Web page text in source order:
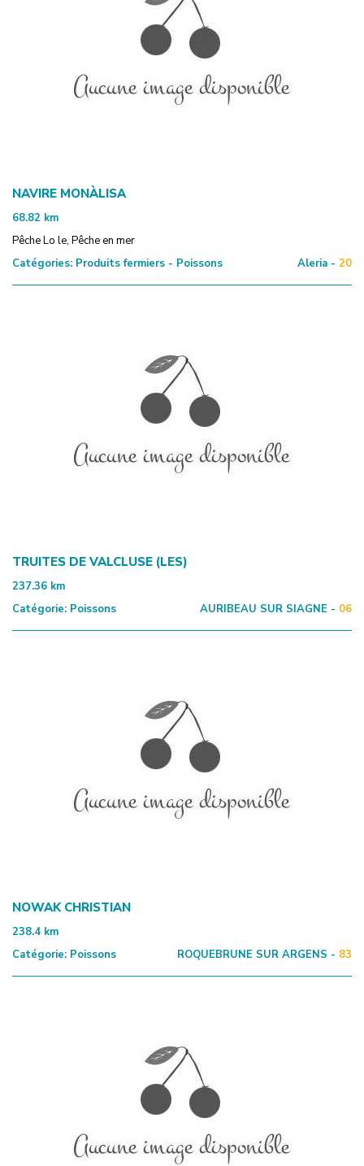
NAVIRE MONÀLISA
68.82 km
Pêche Lo le, Pêche en mer
Catégories: Produits fermiers - Poissons Aleria - 20
TRUITES DE VALCLUSE (LES)
237.36 km
Catégorie: Poissons AURIBEAU SUR SIAGNE - 06
NOWAK CHRISTIAN
238.4 km
Catégorie: Poissons ROQUEBRUNE SUR ARGENS - 83